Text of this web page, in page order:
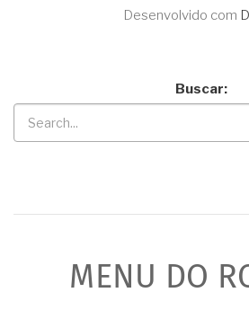
Desenvolvido com
Buscar
MENU DO